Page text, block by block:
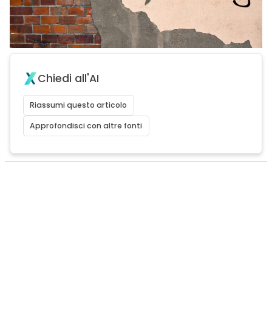
Chiedi all'AI
Riassumi questo articolo
Approfondisci con altre fonti